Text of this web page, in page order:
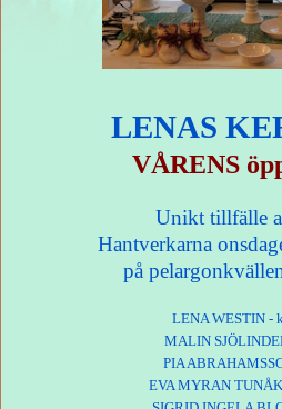
LENAS
VÅRENS
Unikt tillfälle
Hantverkarna
på
LENA WESTIN -
MALIN
PIA
EVA MYRAN